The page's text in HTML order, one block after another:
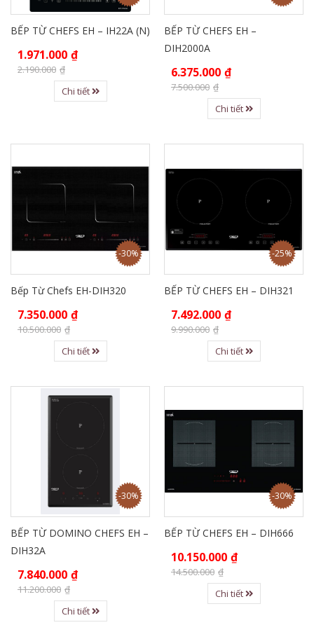
BẾP TỪ CHEFS EH – IH22A (N)
1.971.000 ₫
2.190.000 ₫
Chi tiết
BẾP TỪ CHEFS EH –
DIH2000A
6.375.000 ₫
7.500.000 ₫
Chi tiết
-30%
Bếp Từ Chefs EH-DIH320
7.350.000 ₫
10.500.000 ₫
Chi tiết
-25%
BẾP TỪ CHEFS EH – DIH321
7.492.000 ₫
9.990.000 ₫
Chi tiết
-30%
BẾP TỪ DOMINO CHEFS EH –
DIH32A
7.840.000 ₫
11.200.000 ₫
Chi tiết
-30%
BẾP TỪ CHEFS EH – DIH666
10.150.000 ₫
14.500.000 ₫
Chi tiết